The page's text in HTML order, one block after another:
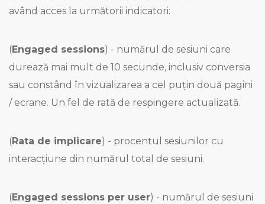
având acces la următorii indicatori:
( Engaged sessions) - numărul de sesiuni care
durează mai mult de 10 secunde, inclusiv conversia
sau constând în vizualizarea a cel puțin două pagini
/ ecrane. Un fel de rată de respingere actualizată.
( Rata de implicare) - procentul sesiunilor cu
interacțiune din numărul total de sesiuni.
( Engaged sessions per user) - numărul de sesiuni